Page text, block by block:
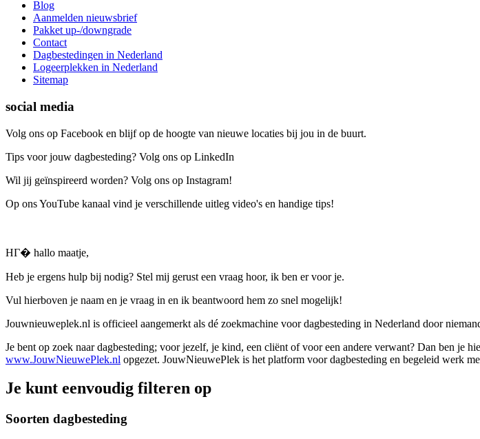
Blog
Aanmelden nieuwsbrief
Pakket up-/downgrade
Contact
Dagbestedingen in Nederland
Logeerplekken in Nederland
Sitemap
social media
Volg ons op Facebook en blijf op de hoogte van nieuwe locaties bij jou in de buurt.
Tips voor jouw dagbesteding? Volg ons op LinkedIn
Wil jij geïnspireerd worden? Volg ons op Instagram!
Op ons YouTube kanaal vind je verschillende uitleg video's en handige tips!
HГ� hallo maatje,
Heb je ergens hulp bij nodig? Stel mij gerust een vraag hoor, ik ben er voor je.
Vul hierboven je naam en je vraag in en ik beantwoord hem zo snel mogelijk!
Jouwnieuweplek.nl is officieel aangemerkt als dé zoekmachine voor dagbesteding in Nederland door
Je bent op zoek naar dagbesteding; voor jezelf, je kind, een cliënt of voor een andere verwant? Dan ben je
www.JouwNieuwePlek.nl opgezet. JouwNieuwePlek is het platform voor dagbesteding en begeleid werk
Je kunt eenvoudig filteren op
Soorten dagbesteding